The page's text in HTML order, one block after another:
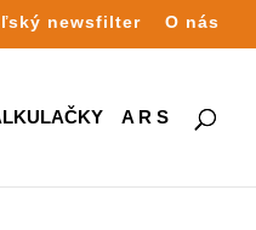
newsfilter O nás
A R S